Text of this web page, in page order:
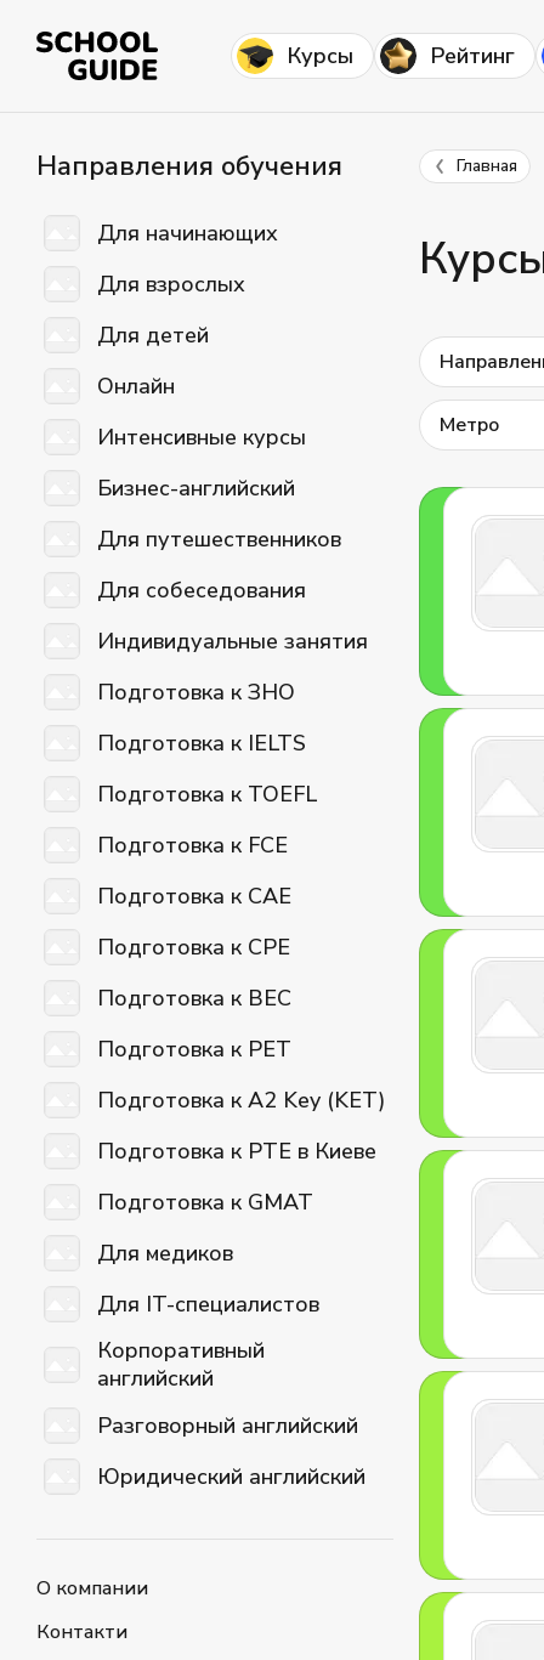
Курсы Рейтинг
Направления обучения
Для начинающих
Для взрослых
Для детей
Онлайн
Интенсивные курсы
Бизнес-английский
Для путешественников
Для собеседования
Индивидуальные занятия
Подготовка к ЗНО
Подготовка к IELTS
Подготовка к TOEFL
Подготовка к FCE
Подготовка к CAE
Подготовка к CPE
Подготовка к BEC
Подготовка к PET
Подготовка к A2 Key (KET)
Подготовка к PTE в Киеве
Подготовка к GMAT
Для медиков
Для IT-специалистов
Корпоративный
английский
Разговорный английский
Юридический английский
О компании
Контакти
Главная
Метро